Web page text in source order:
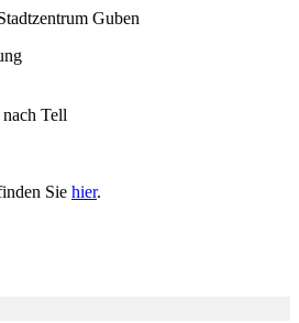
Guben
Tell
Sie hier.